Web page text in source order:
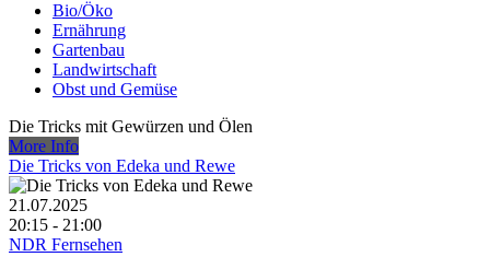
Bio/Öko
Ernährung
Gartenbau
Landwirtschaft
Obst und Gemüse
Die Tricks mit Gewürzen und Ölen
More Info
Die Tricks von Edeka und Rewe
21.07.2025
20:15 - 21:00
NDR Fernsehen